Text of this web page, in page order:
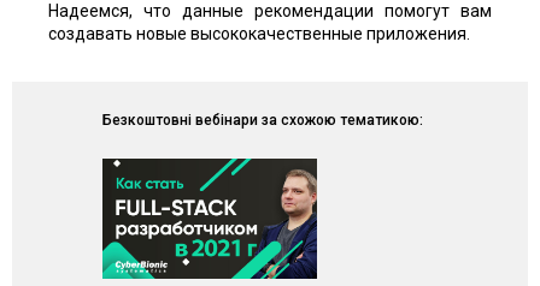
Надеемся, что данные рекомендации помогут вам
создавать новые высококачественные приложения.
Безкоштовні вебінари за схожою тематикою: